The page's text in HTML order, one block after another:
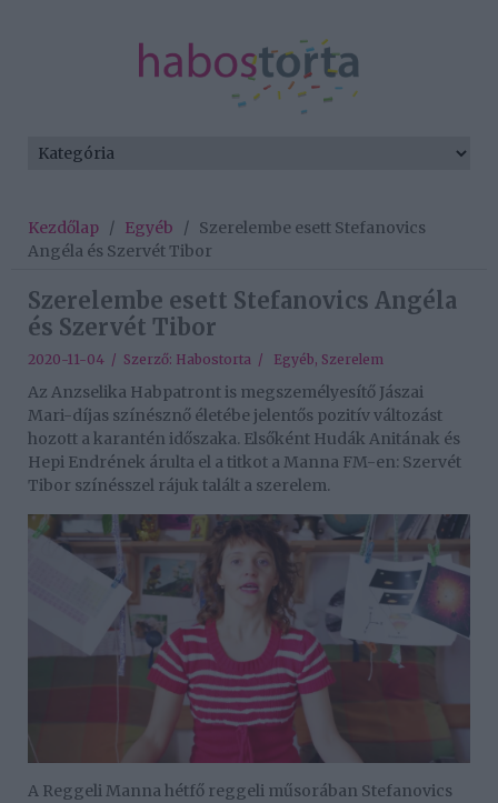
Kezdőlap / Egyéb / Szerelembe esett Stefanovics
Angéla és Szervét Tibor
Szerelembe esett Stefanovics Angéla
és Szervét Tibor
2020-11-04 / Szerző: Habostorta / Egyéb, Szerelem
Az Anzselika Habpatront is megszemélyesítő Jászai
Mari-díjas színésznő életébe jelentős pozitív változást
hozott a karantén időszaka. Elsőként Hudák Anitának és
Hepi Endrének árulta el a titkot a Manna FM-en: Szervét
Tibor színésszel rájuk talált a szerelem.
A Reggeli Manna hétfő reggeli műsorában Stefanovics